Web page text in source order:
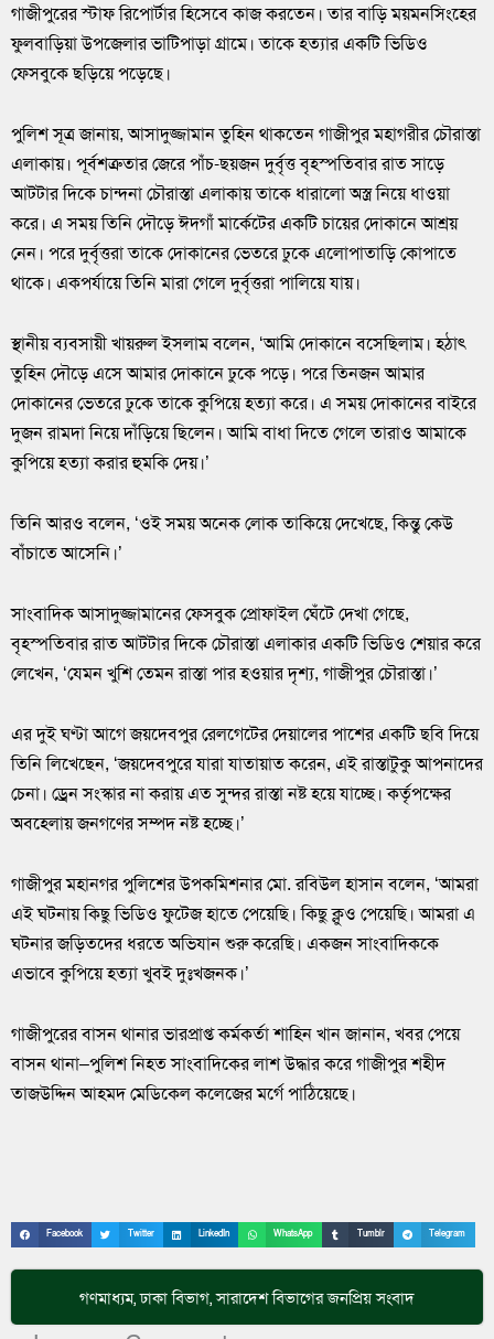
গাজীপুরের স্টাফ রিপোর্টার হিসেবে কাজ করতেন। তার বাড়ি ময়মনসিংহের
ফুলবাড়িয়া উপজেলার ভাটিপাড়া গ্রামে। তাকে হত্যার একটি ভিডিও
ফেসবুকে ছড়িয়ে পড়েছে।
পুলিশ সূত্র জানায়, আসাদুজ্জামান তুহিন থাকতেন গাজীপুর মহাগরীর চৌরাস্তা
এলাকায়। পূর্বশত্রুতার জেরে পাঁচ-ছয়জন দুর্বৃত্ত বৃহস্পতিবার রাত সাড়ে
আটটার দিকে চান্দনা চৌরাস্তা এলাকায় তাকে ধারালো অস্ত্র নিয়ে ধাওয়া
করে। এ সময় তিনি দৌড়ে ঈদগাঁ মার্কেটের একটি চায়ের দোকানে আশ্রয়
নেন। পরে দুর্বৃত্তরা তাকে দোকানের ভেতরে ঢুকে এলোপাতাড়ি কোপাতে
থাকে। একপর্যায়ে তিনি মারা গেলে দুর্বৃত্তরা পালিয়ে যায়।
স্থানীয় ব্যবসায়ী খায়রুল ইসলাম বলেন, ‘আমি দোকানে বসেছিলাম। হঠাৎ
তুহিন দৌড়ে এসে আমার দোকানে ঢুকে পড়ে। পরে তিনজন আমার
দোকানের ভেতরে ঢুকে তাকে কুপিয়ে হত্যা করে। এ সময় দোকানের বাইরে
দুজন রামদা নিয়ে দাঁড়িয়ে ছিলেন। আমি বাধা দিতে গেলে তারাও আমাকে
কুপিয়ে হত্যা করার হুমকি দেয়।’
তিনি আরও বলেন, ‘ওই সময় অনেক লোক তাকিয়ে দেখেছে, কিন্তু কেউ
বাঁচাতে আসেনি।’
সাংবাদিক আসাদুজ্জামানের ফেসবুক প্রোফাইল ঘেঁটে দেখা গেছে,
বৃহস্পতিবার রাত আটটার দিকে চৌরাস্তা এলাকার একটি ভিডিও শেয়ার করে
লেখেন, ‘যেমন খুশি তেমন রাস্তা পার হওয়ার দৃশ্য, গাজীপুর চৌরাস্তা।’
এর দুই ঘণ্টা আগে জয়দেবপুর রেলগেটের দেয়ালের পাশের একটি ছবি দিয়ে
তিনি লিখেছেন, ‘জয়দেবপুরে যারা যাতায়াত করেন, এই রাস্তাটুকু আপনাদের
চেনা। ড্রেন সংস্কার না করায় এত সুন্দর রাস্তা নষ্ট হয়ে যাচ্ছে। কর্তৃপক্ষের
অবহেলায় জনগণের সম্পদ নষ্ট হচ্ছে।’
গাজীপুর মহানগর পুলিশের উপকমিশনার মো. রবিউল হাসান বলেন, ‘আমরা
এই ঘটনায় কিছু ভিডিও ফুটেজ হাতে পেয়েছি। কিছু ক্লুও পেয়েছি। আমরা এ
ঘটনার জড়িতদের ধরতে অভিযান শুরু করেছি। একজন সাংবাদিককে
এভাবে কুপিয়ে হত্যা খুবই দুঃখজনক।’
গাজীপুরের বাসন থানার ভারপ্রাপ্ত কর্মকর্তা শাহিন খান জানান, খবর পেয়ে
বাসন থানা–পুলিশ নিহত সাংবাদিকের লাশ উদ্ধার করে গাজীপুর শহীদ
তাজউদ্দিন আহমদ মেডিকেল কলেজের মর্গে পাঠিয়েছে।
Facebook Twitter LinkedIn WhatsApp Tumblr Telegram
গণমাধ্যম,ঢাকা বিভাগ,সারাদেশবিভাগের জনপ্রিয় সংবাদ